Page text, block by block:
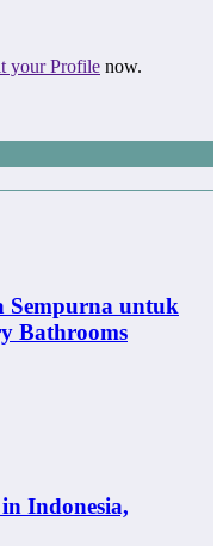
your Profile now.
Sempurna untuk
Bathrooms
Indonesia,